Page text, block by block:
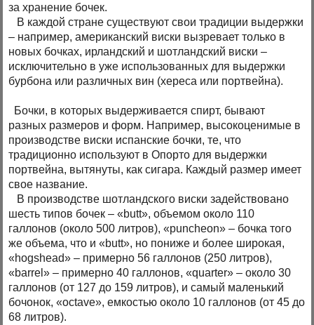
за хранение бочек.
В каждой стране существуют свои традиции выдержки
– например, американский виски вызревает только в
новых бочках, ирландский и шотландский виски –
исключительно в уже использованных для выдержки
бурбона или различных вин (хереса или портвейна).
Бочки, в которых выдерживается спирт, бывают
разных размеров и форм. Например, высокоценимые в
производстве виски испанские бочки, те, что
традиционно используют в Опорто для выдержки
портвейна, вытянуты, как сигара. Каждый размер имеет
свое название.
В производстве шотландского виски задействовано
шесть типов бочек – «butt», объемом около 110
галлонов (около 500 литров), «puncheon» – бочка того
же объема, что и «butt», но пониже и более широкая,
«hogshead» – примерно 56 галлонов (250 литров),
«barrel» – примерно 40 галлонов, «quarter» – около 30
галлонов (от 127 до 159 литров), и самый маленький
бочонок, «octave», емкостью около 10 галлонов (от 45 до
68 литров).